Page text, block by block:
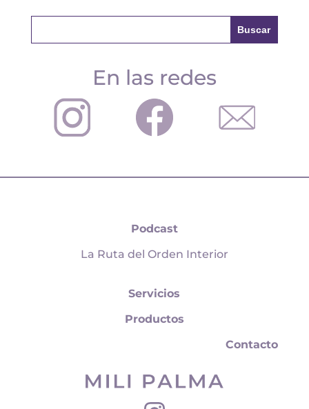
En las redes
Podcast
La Ruta del Orden Interior
Servicios
Productos
Contacto